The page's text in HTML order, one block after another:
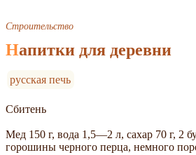
Строительство
Напитки для деревни
русская печь
Сбитень
Мед 150 г, вода 1,5—2 л, сахар 70 г, 2
горошины черного перца, немного